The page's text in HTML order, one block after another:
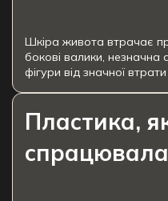
Шкіра живота втрачає
бокові валики, незначна
фігури від значної
Пластика,
спрацювала